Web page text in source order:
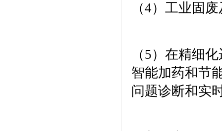
（4）工业固
（5）在精细
智能加药和节
问题诊断和实